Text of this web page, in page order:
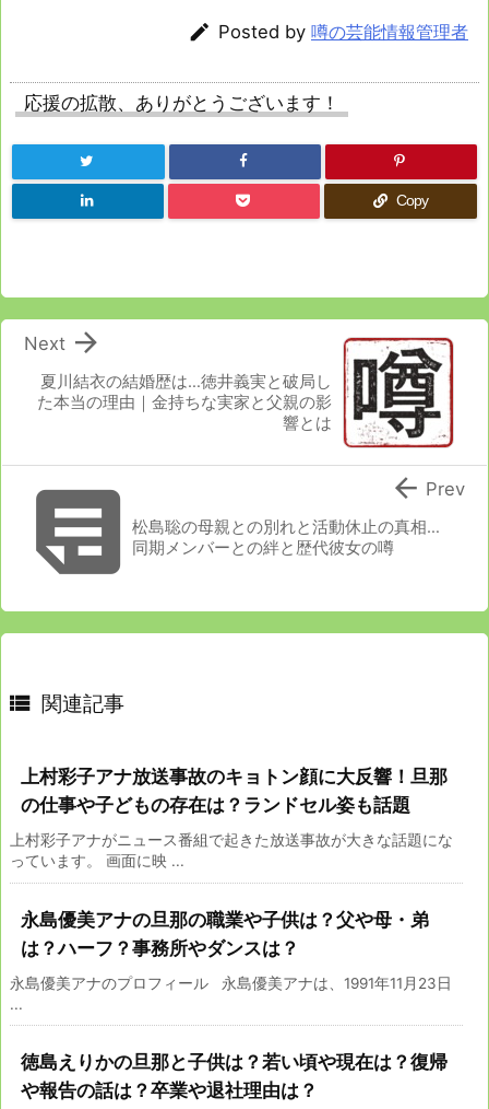
 Posted by 噂の芸能情報管理者
応援の拡散、ありがとうございます！
Copy
夏川結衣の結婚歴は…徳井義実と破局し
た本当の理由｜金持ちな実家と父親の影
響とは

Next
松島聡の母親との別れと活動休止の真相…
同期メンバーとの絆と歴代彼女の噂
 Prev
 関連記事
上村彩子アナ放送事故のキョトン顔に大反響！旦那
の仕事や子どもの存在は？ランドセル姿も話題
上村彩子アナがニュース番組で起きた放送事故が大きな話題にな
っています。 画面に映 ...
永島優美アナの旦那の職業や子供は？父や母・弟
は？ハーフ？事務所やダンスは？
永島優美アナのプロフィール 永島優美アナは、1991年11月23日
...
徳島えりかの旦那と子供は？若い頃や現在は？復帰
や報告の話は？卒業や退社理由は？